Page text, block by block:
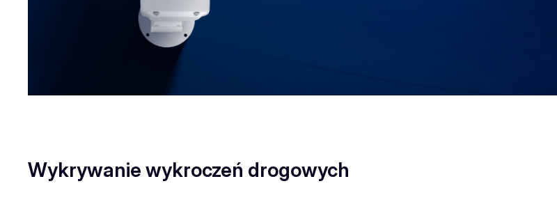
Wykrywanie wykroczeń drogowych